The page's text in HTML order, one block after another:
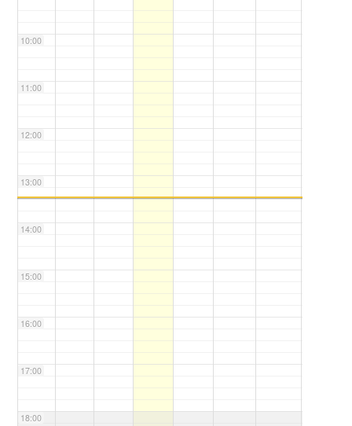
10:00
11:00
12:00
13:00
14:00
15:00
16:00
17:00
18:00